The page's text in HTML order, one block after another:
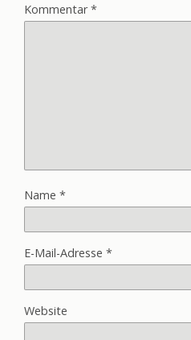
Kommentar*
Name *
E-Mail-Adresse *
Website